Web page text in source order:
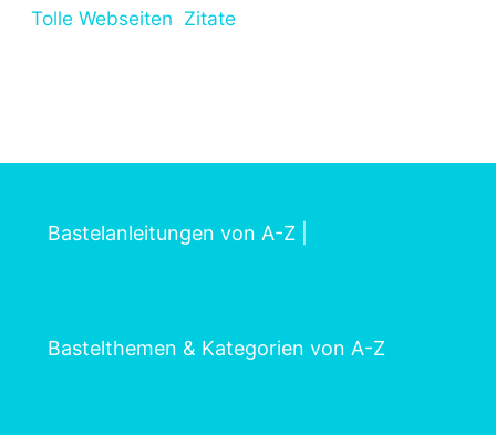
Tolle Webseiten Zitate
Bastelanleitungen von A-Z
Bastelthemen & Kategorien von A-Z